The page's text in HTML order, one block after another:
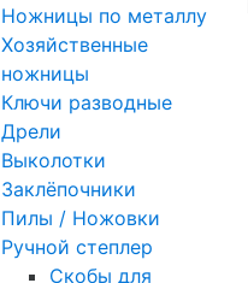
Ножницы по металлу
Хозяйственные
ножницы
Ключи разводные
Дрели
Выколотки
Заклёпочники
Пилы / Ножовки
Ручной степлер
Скобы для